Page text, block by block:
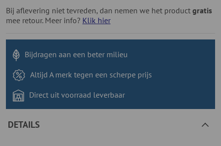
Bij aflevering niet tevreden, dan nemen we het product gratis
mee retour. Meer info? Klik hier
Bijdragen aan een beter milieu
Altijd A merk tegen een scherpe prijs
Direct uit voorraad leverbaar
DETAILS